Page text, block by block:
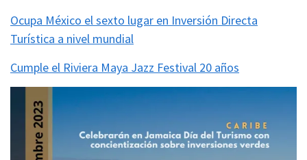
Ocupa México el sexto lugar en Inversión Directa
Turística a nivel mundial
Cumple el Riviera Maya Jazz Festival 20 años